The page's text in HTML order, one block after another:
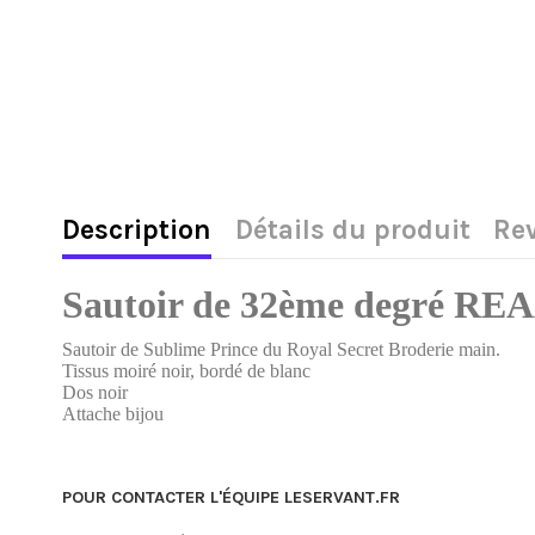
Description Détails du produit
Sautoir de 32ème degré
Sautoir de Sublime Prince du Royal Secret Broderie main.
Tissus moiré noir, bordé de blanc
Dos noir
Attache bijou
POUR CONTACTER L'ÉQUIPE LESERVANT.FR